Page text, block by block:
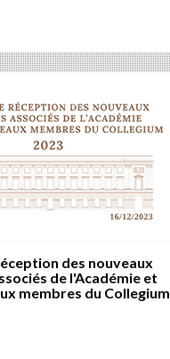
des nouveaux
de l'Académie et
membres du Collegium